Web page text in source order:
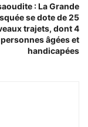
: La Grande
se dote de 25
trajets, dont 4
âgées et
handicapées